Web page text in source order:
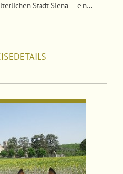
Stadt Siena – ein